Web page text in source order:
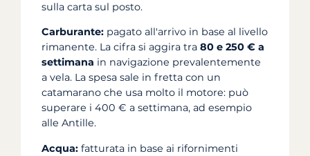
sulla carta sul posto.
Carburante: pagato all'arrivo in base al livello
rimanente. La cifra si aggira tra 80 e 250 € a
settimana in navigazione prevalentemente
a vela. La spesa sale in fretta con un
catamarano che usa molto il motore: può
superare i 400 € a settimana, ad esempio
alle Antille.
Acqua: fatturata in base ai rifornimenti